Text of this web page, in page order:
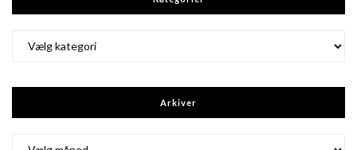
Arkiver